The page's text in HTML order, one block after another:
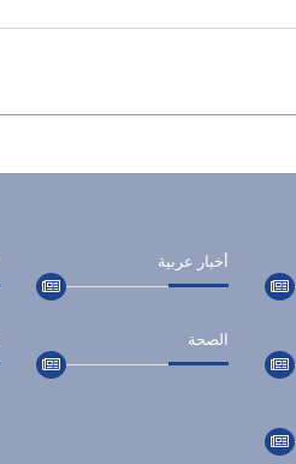
أخبار عربية
الصحة